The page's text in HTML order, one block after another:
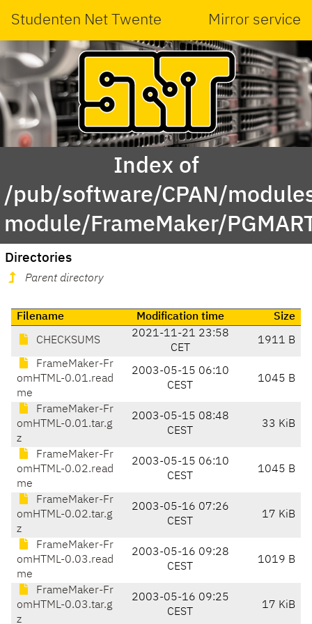
Studenten Net Twente Mirror service
Index of
/pub/software/CPAN/
module/FrameMaker/
Directories
Parent directory
Filename Modification time Size
CHECKSUMS
2021-11-21 23:58
CET
1911 B
FrameMaker-Fr
omHTML-0.01.read
me
2003-05-15 06:10
CEST
1045 B
FrameMaker-Fr
omHTML-0.01.tar.g
z
2003-05-15 08:48
CEST
33 KiB
FrameMaker-Fr
omHTML-0.02.read
me
2003-05-15 06:10
CEST
1045 B
FrameMaker-Fr
omHTML-0.02.tar.g
z
2003-05-16 07:26
CEST
17 KiB
FrameMaker-Fr
omHTML-0.03.read
me
2003-05-16 09:28
CEST
1019 B
FrameMaker-Fr
omHTML-0.03.tar.g
z
2003-05-16 09:25
CEST
17 KiB